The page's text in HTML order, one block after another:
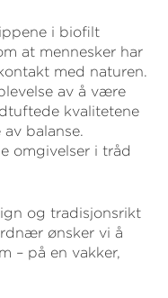
i biofilt
at mennesker har
med naturen.
av å være
kvalitetene
balanse.
omgivelser i tråd
og tradisjonsrikt
ønsker vi å
– på en vakker,